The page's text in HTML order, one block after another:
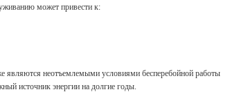
может привести к:
являются неотъемлемыми условиями бесперебойной работы
источник энергии на долгие годы.